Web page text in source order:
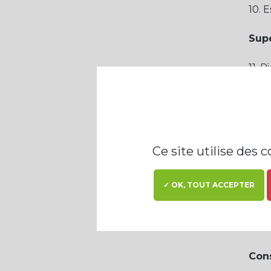
10.
11.
14.
15.
16.
17.
Ce site utilise des
✓ OK, TOUT ACCEPTER